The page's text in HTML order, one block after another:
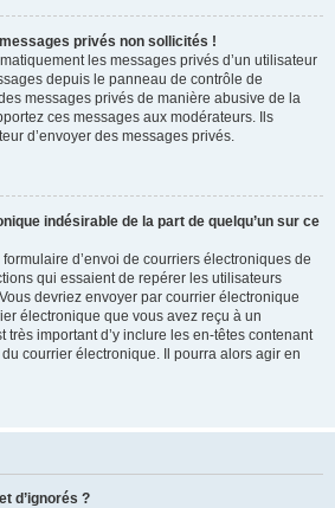
privés non sollicités !
les messages privés d’un utilisateur
depuis le panneau de contrôle de
messages privés de manière abusive de la
ces messages aux modérateurs. Ils
d’envoyer des messages privés.
indésirable de la part de quelqu’un sur ce
d’envoi de courriers électroniques de
qui essaient de repérer les utilisateurs
devriez envoyer par courrier électronique
électronique que vous avez reçu à un
très important d’y inclure les en-têtes contenant
courrier électronique. Il pourra alors agir en
d’ignorés ?